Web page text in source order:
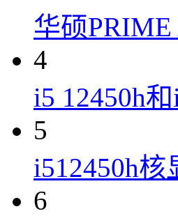
华硕
4
i5 12450h
5
i512450h
6